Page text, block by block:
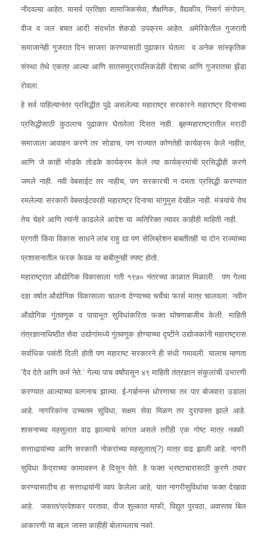
नोंदवल्या आहेत. यासर्व प्रतिज्ञा सामाजिकसेवा, शैक्षणिक, वैद्यकीय, निसर्ग संगोपन,
वीज व जल बचत आदी संदर्भात शेकडो उपक्रम आहेत. अमेरिकेतील गुजराती
समाजानेही गुजरात दिन साजरा करण्यासाठी पुढाकार घेतला व अनेक सांस्कृतिक
संस्था तेथे एकत्र आल्या आणि सातसमुद्रापलिकडेही देशाचा आणि गुजरातचा झेंडा
रोवला.
हे सर्व पाहिल्यानंतर प्रसिद्धीत पुढे असलेल्या महाराष्ट्र सरकारने महाराष्ट्र दिनाच्या
प्रसिद्धीसाठी कुठलाच पुढाकार घेतलेला दिसत नाही. बृहन्महाराष्ट्रातील मराठी
समाजाला आवाहन करणे तर सोडाच, पण राज्यात कोणतेही कार्यक्रम केले नाहीत,
आणि जे काही मोडके तोडके कार्यक्रम केले त्या कार्यक्रमांची प्रसिद्धीही करणे
जमले नाही. नवी वेबसाईट तर नाहीच, पण सरकारची न दमता प्रसिद्धी करण्यात
रमलेल्या सरकारी वेबसाईटवरही महाराष्ट्र दिनाचा मांगुमुस देखील नाही. मंत्र्यांचे तेच
तेच चेहरे आणि त्यांनी काढलेले आदेश या व्यतिरिक्त त्यावर काहीही माहिती नाही.
प्रगती किंवा विकास साधने लांब राहु द्या पण सेलिब्रेशन बाबतीतही या दोन राज्यांच्या
प्रशासनातील फरक केवळ या बाबीतूनही स्पष्ट होतो.
महाराष्ट्रात औद्योगिक विकासाला गती १९७० नंतरच्या काळात मिळाली. पण गेल्या
दहा वर्षात औद्योगिक विकासाला चालना देण्याच्या चर्चेचा फार्स मात्र चालवला. नवीन
औद्योगिक गुंतवणूक व पायाभूत सुविधांकरिता फक्त घोषणाबाजीच केली. माहिती
तंत्रज्ञानाधिष्ठीत सेवा उद्योगांमध्ये गुंतवणूक होण्याच्या दृष्टीने उद्योजकांनी महाराष्ट्रास
सर्वाधिक पसंती दिली होती पण महाराष्ट सरकारने ही संधी गमावली. यालाच म्हणता
‘दैव देते आणि कर्म नेते.’ गेल्या पाच वर्षांपासून ४९ माहिती तंत्रज्ञान संकुलांची उभारणी
करण्यात आल्याच्या वल्गनाच झाल्या. ई-गर्व्हनन्स धोरणाचा तर पार बोजवारा उडाला
आहे. नागरिकांना उच्चतम सुविधा, सक्षम सेवा मिळण तर दुरापास्त झाले आहे.
शासनाच्या महसुलात वाढ झाल्याचे सांगत असले तरीही एक गोष्ट मात्र नक्की
सत्ताधार्‍यांच्या आणि सरकारी नोकरांच्या महसुलात(?) मात्र वाढ झाली आहे. नागरी
सुविधा केंद्राच्या कामावरुन हे दिसून येते. हे फक्त भ्रष्टाचारासाठी कुरणे तयार
करण्यासाठीच हा सत्ताधार्‍यांनी व्याप केलेला आहे, यात नागरीसुविधांचा फक्त देखावा
आहे. जकात/प्रवेशकर परतावा, वीज शुल्कात माफी, विद्युत पुरवठा, अवास्तव बिल
आकारणी या बद्दल जास्त काहीही बोलायलाच नको.